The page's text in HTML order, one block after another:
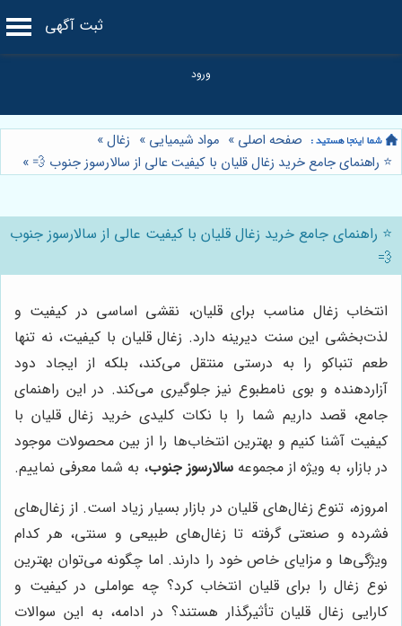
ثبت آگهی
صفحه اصلی » مواد شیمیایی » زغال»
⭐️ راهنمای جامع خرید زغال قلیان با کیفیت عالی از سالارسوز جنوب 💨 »
⭐️ راهنمای جامع خرید زغال قلیان با کیفیت عالی از سالارسوز جنوب
💨
انتخاب زغال مناسب برای قلیان، نقشی اساسی در کیفیت و
لذت‌بخشی این سنت دیرینه دارد. زغال قلیان با کیفیت، نه تنها
طعم تنباکو را به درستی منتقل می‌کند، بلکه از ایجاد دود
آزاردهنده و بوی نامطبوع نیز جلوگیری می‌کند. در این راهنمای
جامع، قصد داریم شما را با نکات کلیدی خرید زغال قلیان با
کیفیت آشنا کنیم و بهترین انتخاب‌ها را از بین محصولات موجود
در بازار، به ویژه از مجموعه سالارسوز جنوب، به شما معرفی نماییم.
امروزه، تنوع زغال‌های قلیان در بازار بسیار زیاد است. از زغال‌های
فشرده و صنعتی گرفته تا زغال‌های طبیعی و سنتی، هر کدام
ویژگی‌ها و مزایای خاص خود را دارند. اما چگونه می‌توان بهترین
نوع زغال را برای قلیان انتخاب کرد؟ چه عواملی در کیفیت و
کارایی زغال قلیان تأثیرگذار هستند؟ در ادامه، به این سوالات